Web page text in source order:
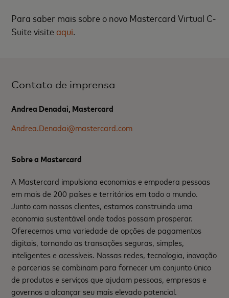
Para saber mais sobre o novo Mastercard Virtual C-
Suite visiteaqui.
Contato de imprensa
Andrea Denadai, Mastercard
Andrea.Denadai@mastercard.com
Sobre a Mastercard
A Mastercard impulsiona economias e empodera pessoas
em mais de 200 países e territórios em todo o mundo.
Junto com nossos clientes, estamos construindo uma
economia sustentável onde todos possam prosperar.
Oferecemos uma variedade de opções de pagamentos
digitais, tornando as transações seguras, simples,
inteligentes e acessíveis. Nossas redes, tecnologia, inovação
e parcerias se combinam para fornecer um conjunto único
de produtos e serviços que ajudam pessoas, empresas e
governos a alcançar seu mais elevado potencial.